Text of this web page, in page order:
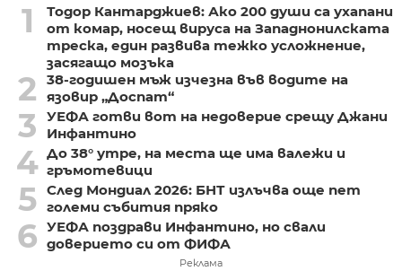
1
Тодор Кантарджиев: Ако 200 души са ухапани
от комар, носещ вируса на Западнонилската
треска, един развива тежко усложнение,
засягащо мозъка
2
38-годишен мъж изчезна във водите на
язовир „Доспат“
3
УЕФА готви вот на недоверие срещу Джани
Инфантино
4 До 38° утре, на места ще има валежи и
гръмотевици
5 След Мондиал 2026: БНТ излъчва още пет
големи събития пряко
6 УЕФА поздрави Инфантино, но свали
доверието си от ФИФА
Реклама